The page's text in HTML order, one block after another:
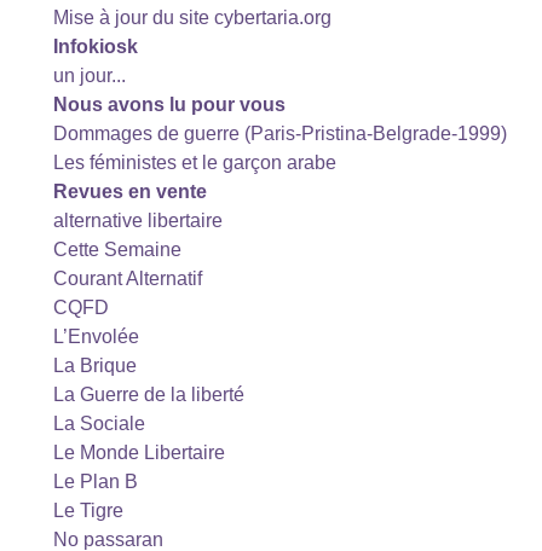
Mise à jour du site cybertaria.org
Infokiosk
un jour...
Nous avons lu pour vous
Dommages de guerre (Paris-Pristina-Belgrade-1999)
Les féministes et le garçon arabe
Revues en vente
alternative libertaire
Cette Semaine
Courant Alternatif
CQFD
L’Envolée
La Brique
La Guerre de la liberté
La Sociale
Le Monde Libertaire
Le Plan B
Le Tigre
No passaran